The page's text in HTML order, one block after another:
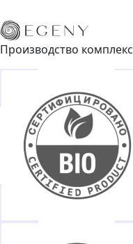
Производство